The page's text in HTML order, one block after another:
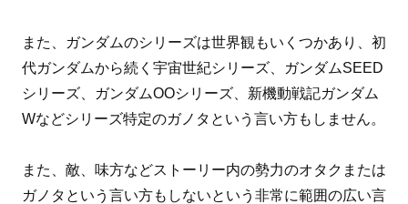
また、ガンダムのシリーズは世界観もいくつかあり、初
代ガンダムから続く宇宙世紀シリーズ、ガンダムSEED
シリーズ、ガンダムOOシリーズ、新機動戦記ガンダム
Wなどシリーズ特定のガノタという言い方もしません。
また、敵、味方などストーリー内の勢力のオタクまたは
ガノタという言い方もしないという非常に範囲の広い言